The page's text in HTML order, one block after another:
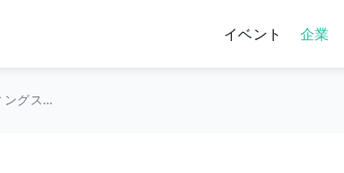
イベント 企業
太陽ホールディングス株式会社